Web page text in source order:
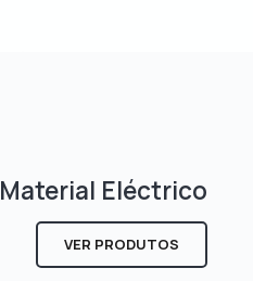
Material Eléctrico
VER PRODUTOS